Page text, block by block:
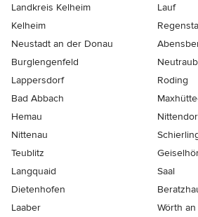
Landkreis Kelheim
Lauf
Kelheim
Neustadt an der Donau
Burglengenfeld
Lappersdorf
Roding
Bad Abbach
Hemau
Nittenau
Teublitz
Langquaid
Saal
Dietenhofen
Laaber
Wörth